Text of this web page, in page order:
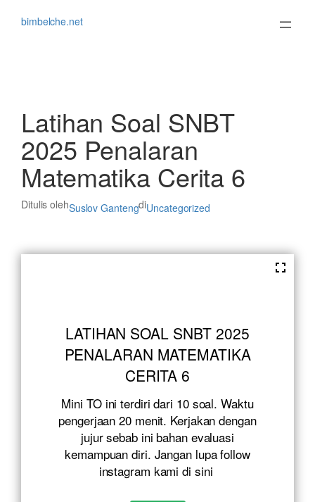
bimbelche.net
Latihan Soal SNBT
2025 Penalaran
Matematika Cerita 6
Ditulis olehSuslov GantengdiUncategorized
LATIHAN SOAL SNBT 2025
PENALARAN MATEMATIKA
CERITA 6
Mini TO ini terdiri dari 10 soal. Waktu
pengerjaan 20 menit. Kerjakan dengan
jujur sebab ini bahan evaluasi
kemampuan diri. Jangan lupa follow
instagram kamidi sini